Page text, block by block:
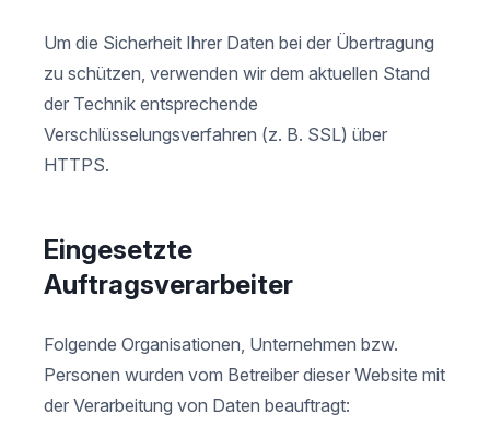
Um die Sicherheit Ihrer Daten bei der Übertragung
zu schützen, verwenden wir dem aktuellen Stand
der Technik entsprechende
Verschlüsselungsverfahren (z. B. SSL) über
HTTPS.
Eingesetzte
Auftragsverarbeiter
Folgende Organisationen, Unternehmen bzw.
Personen wurden vom Betreiber dieser Website mit
der Verarbeitung von Daten beauftragt: